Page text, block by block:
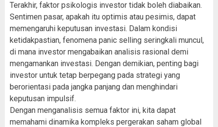
Terakhir, faktor psikologis investor tidak boleh diabaikan.
Sentimen pasar, apakah itu optimis atau pesimis, dapat
memengaruhi keputusan investasi. Dalam kondisi
ketidakpastian, fenomena panic selling seringkali muncul,
di mana investor mengabaikan analisis rasional demi
mengamankan investasi. Dengan demikian, penting bagi
investor untuk tetap berpegang pada strategi yang
berorientasi pada jangka panjang dan menghindari
keputusan impulsif.
Dengan menganalisis semua faktor ini, kita dapat
memahami dinamika kompleks pergerakan saham global